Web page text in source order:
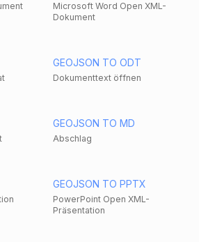
Microsoft Word Open XML-
Dokument
GEOJSON TO ODT
Dokumenttext öffnen
GEOJSON TO MD
Abschlag
GEOJSON TO PPTX
PowerPoint Open XML-
Präsentation